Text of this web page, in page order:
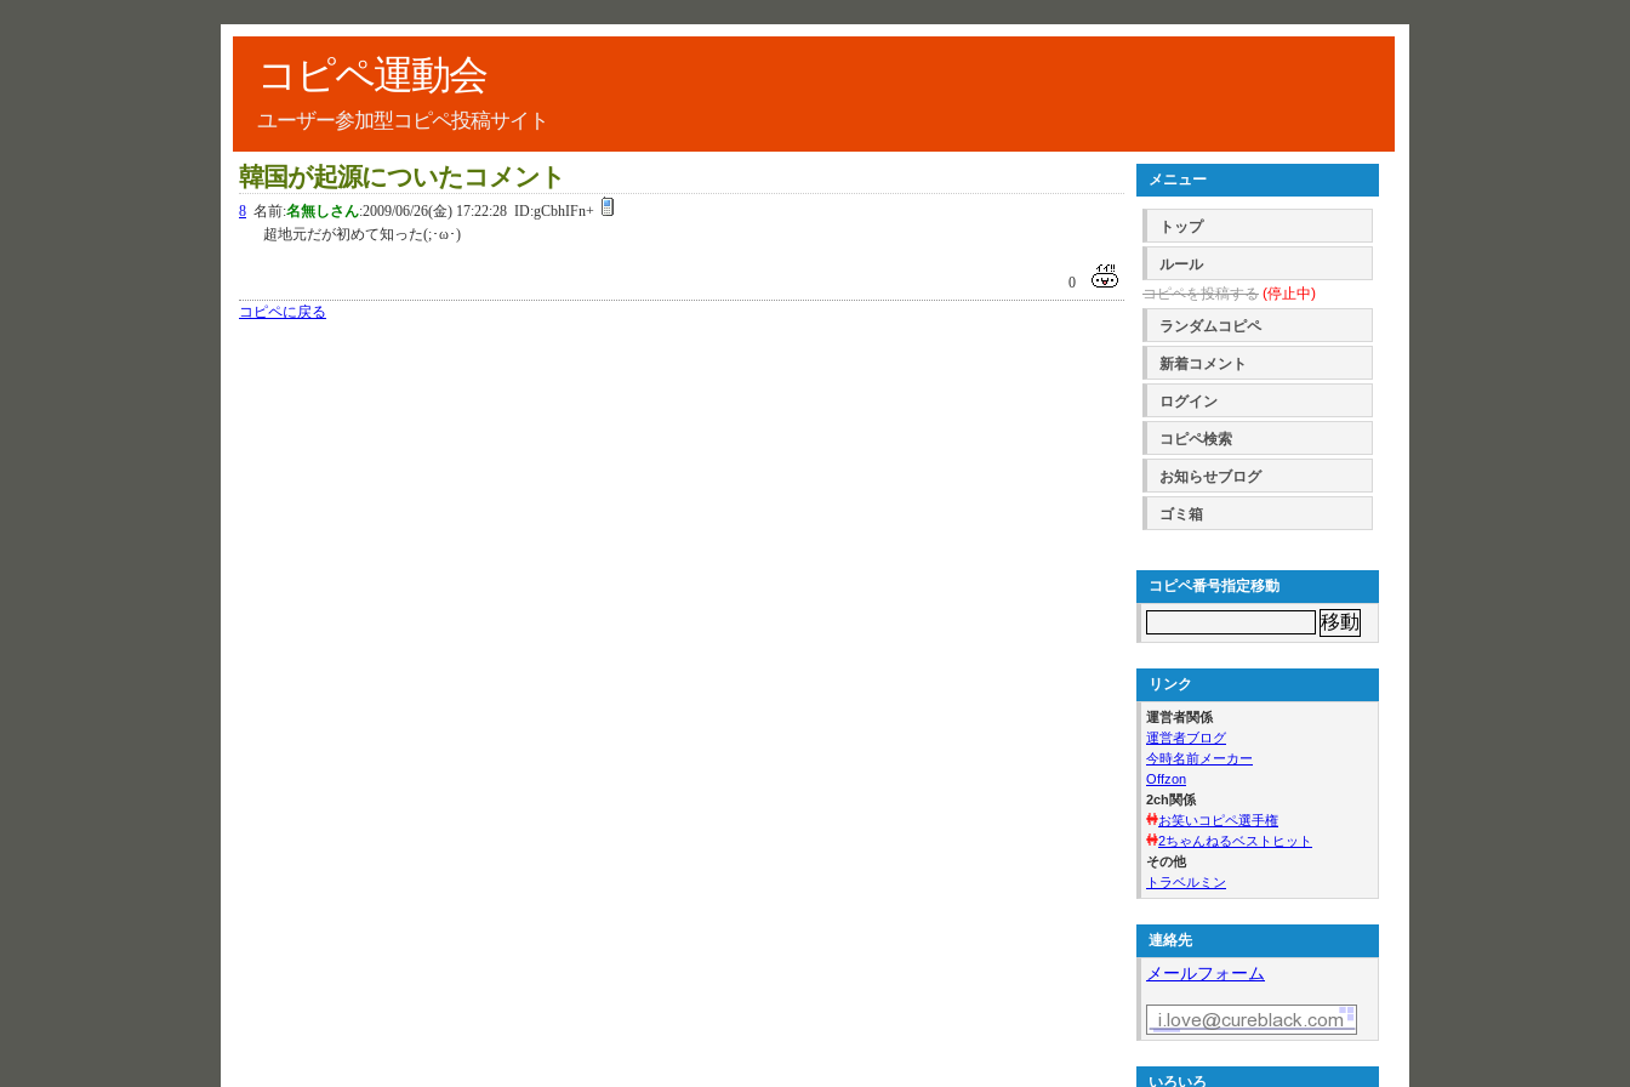
コピペ運動会
ユーザー参加型コピペ投稿サイト
韓国が起源についたコメント
8 名前:名無しさん:2009/06/26(金) 17:22:28 ID:gCbhIFn+
超地元だが初めて知った(;･ω･)
0
コピペに戻る
メニュー
トップ
ルール
コピペを投稿する (停止中)
ランダムコピペ
新着コメント
ログイン
コピペ検索
お知らせブログ
ゴミ箱
コピペ番号指定移動
リンク
運営者関係
運営者ブログ
今時名前メーカー
Offzon
2ch関係
お笑いコピペ選手権
2ちゃんねるベストヒット
その他
トラベルミン
連絡先
メールフォーム
いろいろ